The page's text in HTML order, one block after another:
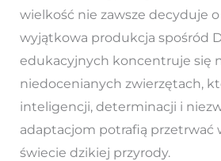
wielkość nie zawsze decyduje o
wyjątkowa produkcja spośród
edukacyjnych koncentruje się
niedocenianych zwierzętach,
inteligencji, determinacji i
adaptacjom potrafią przetrwać
świecie dzikiej przyrody.